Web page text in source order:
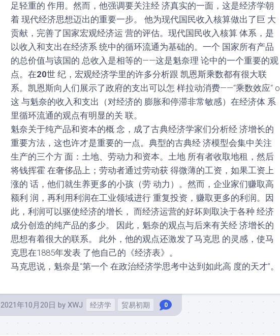
足轻重的 作用。然而，他强调要关注经 济真实的一面，这是经济学朝
着 现代经济思想迈出的重要一步。 他为现代国民收入核算做出了巨 大
贡献，完善了国家宏观经济运 营的评估。现代国民收入核算 体系，是
以收入和支出在经济系 统中的循环流通为基础的。一个 国家所有产品
的总价值与该国的 总收入是相等的——这是魁奈理 论中的一个重要的观
点。在20世 纪，宏观经济学里的许多分析跟 凯恩斯乘数都有很大联
系。凯恩斯向人们展示了政府的支出可以怎 样拉动消费——“乘数效应“ o
这 与魁奈的收入和支出（对经济的 膨胀和停滞非常敏感）在经济体 系
里循环流通的观点有明显的关 联。
魁奈关于纯产品和资本的概 念，成了古典经济学家们分析经 济增长的
重要方法，这也许才是重要的一点。典型的古典经 济模型会集中关注
生产的三个方 面：土地、劳动力和资本。土地 所有者收取地租，然后
将钱挥霍 在奢侈品上；劳动者通过劳动获 得微薄的工资，如果工资上
涨的 话，他们就生养更多的小孩（劳 动力）。然而，企业家们赚取高
额利 润，再利用利润在工业领域进行 重复投资，赚取更多的利润。因
此，利润可以驱使经济的增长， 而经济运营的好坏则取决于各种 经济
成分创造的纯产品的多少。 因此，魁奈的观点与后来有关经 济增长的
思想有着很大的联系。 此外，他的观点还激发了马克思 的灵感，使马
克思在1885年发表 了他自己的《经济表》。
马克思说，魁奈是“第一个 在政治经济学思考中达到如此高 度的天才”。
2021年10月20日 by XWJ 经济学 贸易初期 0